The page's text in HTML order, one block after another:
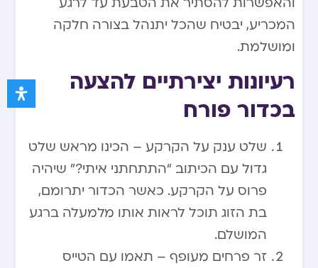
המכריע, יבטיח שהכל יתנהל בצורה חלקה
ומושלמת.
רעיונות יצירתיים להצעה
בכדור פורח
שלט ענק על הקרקע – הכינו מראש שלט
גדול עם הכיתוב “התתחתני איתי?” שיהיה
פרוס על הקרקע. כאשר הכדור יתרומם,
בת הזוג תוכל לראות אותו מלמעלה ברגע
המושלם.
זר פרחים מעופף – תאמו עם הטייס